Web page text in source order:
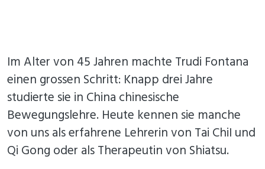
Im Alter von 45 Jahren machte Trudi Fontana
einen grossen Schritt: Knapp drei Jahre
studierte sie in China chinesische
Bewegungslehre. Heute kennen sie manche
von uns als erfahrene Lehrerin von Tai ChiI und
Qi Gong oder als Therapeutin von Shiatsu.